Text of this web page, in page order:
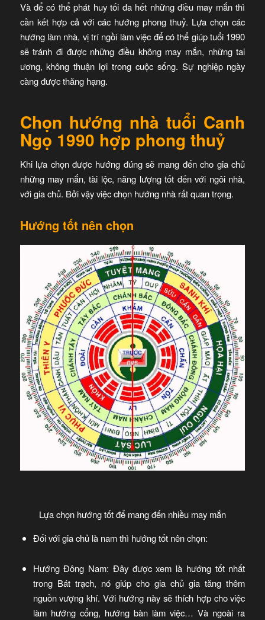
Và để có thể phát huy tối đa hết những điều may mắn thì
cần kết hợp cả với các hướng phong thuỷ. Lựa chọn các
hướng làm nhà, vị trí ngồi làm việc để có thể giúp tuổi 1990
sẽ tránh đi được những điều không may mắn, những tai
ương, không thuận lợi trong cuộc sống. Sự nghiệp ngày
càng được thăng hạng.
Chọn hướng nhà tuổi Canh
Ngọ 1990 hợp phong thuỷ
Khi lựa chọn được hướng đúng sẽ mang đến cho gia chủ
những may mắn, tài lộc, năng lượng tốt đến với ngôi nhà,
với gia chủ. Bởi vậy việc chọn hướng nhà rất quan trọng.
Hướng tốt nên chọn
Lựa chọn hướng tốt để mang đến nhiều may mắn
Đối với gia chủ là nam thì hướng tốt nên chọn:
Hướng Đông Nam: Đây được xem là hướng tốt nhất
trong Bát trạch, nó giúp cho gia chủ gia tăng thêm
nguồn vượng khí. Với hướng này sẽ thích hợp cho việc
làm hướng cổng, hướng bàn làm việc… Và ngoài ra